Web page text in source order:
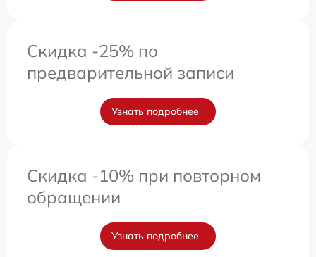
Скидка -25% по
предварительной записи
Узнать подробнее
Скидка -10% при повторном
обращении
Узнать подробнее